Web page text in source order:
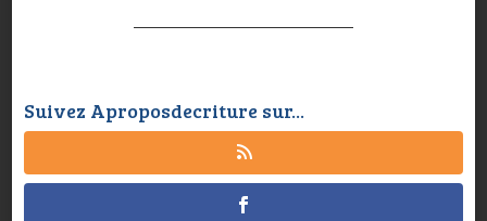
Suivez Aproposdecriture sur...